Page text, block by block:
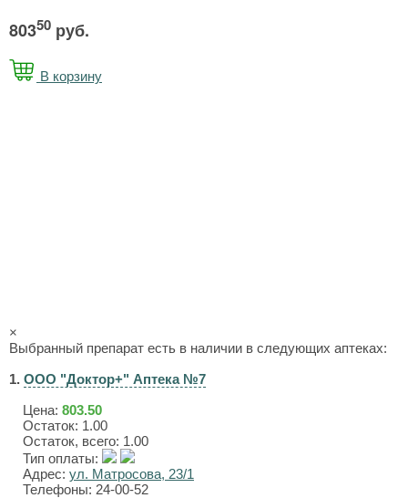
80350 руб.
В корзину
×
Выбранный препарат есть в наличии в следующих аптеках:
1. ООО "Доктор+" Аптека №7
Цена: 803.50
Остаток: 1.00
Остаток, всего: 1.00
Тип оплаты:
Адрес: ул. Матросова, 23/1
Телефоны: 24-00-52